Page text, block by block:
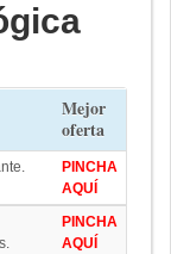
Mejor
oferta
PINCHA
AQUÍ
PINCHA
AQUÍ